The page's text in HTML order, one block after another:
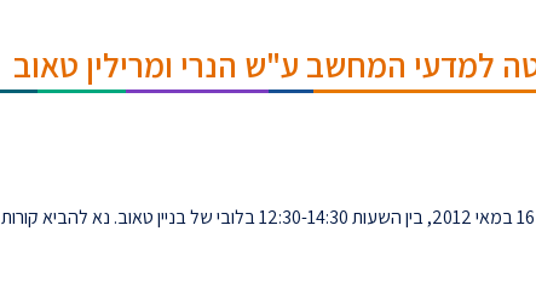
למדעי המחשב ע"ש הנרי ומרילין טאוב
נציגים של חברת ברודקום יקיימו מפגש עם סטודנטים ביום ד', 16 במאי 2012, בין השעות 12:30-14:30 בלובי של בניין טאוב. נא להביא קורות